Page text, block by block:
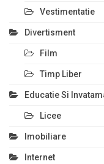
Vestimentatie
Divertisment
Film
Timp Liber
Educatie Si
Licee
Imobiliare
Internet